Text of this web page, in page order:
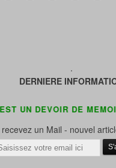
.
DERNIERE
DE MEMOIRE-
recevez un Mail - nouvel